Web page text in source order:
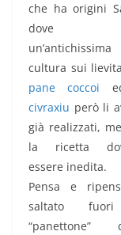
che ha origini
dove
un’antichissima
cultura sui
pane coccoi
civraxiu però li
già realizzati,
la ricetta
essere inedita.
Pensa e
saltato
“panettone”